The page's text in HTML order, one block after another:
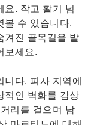
요. 작고 활기 넘
볼 수 있습니다.
겨진 골목길을 발
보세요.
다. 피사 지역에
적인 벽화를 감상
리를 걸으며 남